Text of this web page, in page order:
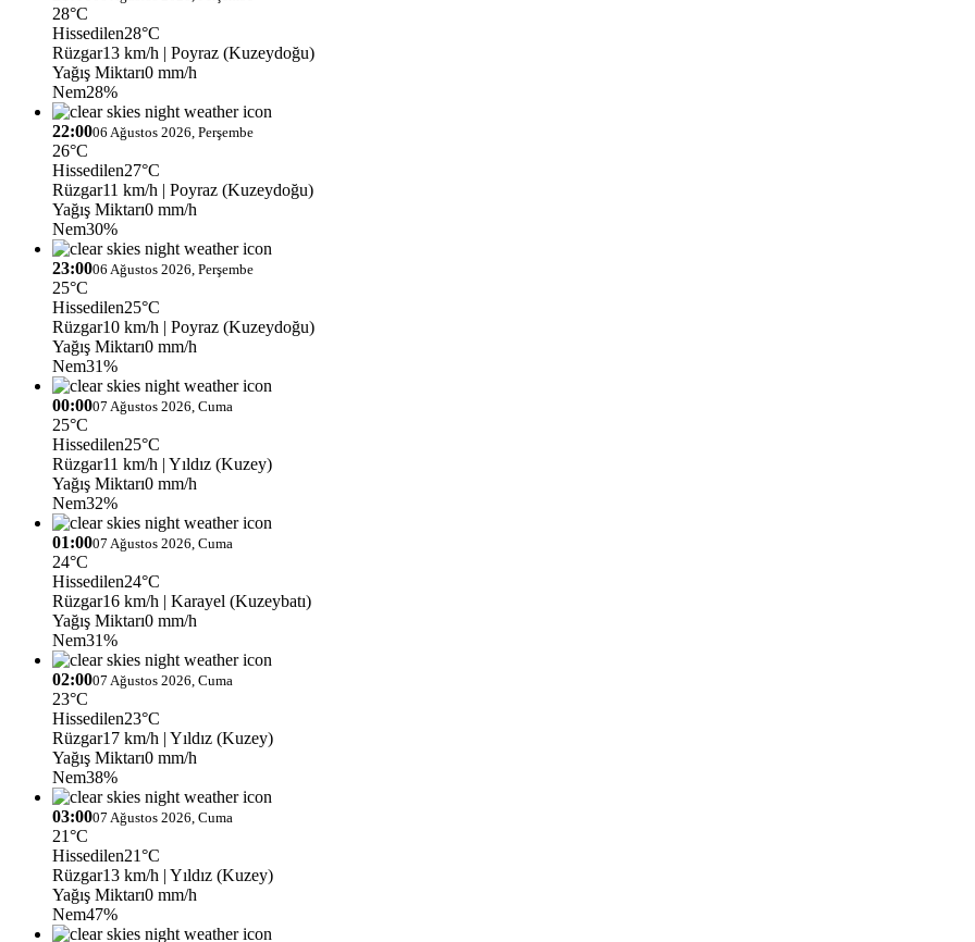
28°C
Hissedilen28°C
Rüzgar13 km/h | Poyraz (Kuzeydoğu)
Yağış Miktarı0 mm/h
Nem28%
22:0006 Ağustos 2026, Perşembe
26°C
Hissedilen27°C
Rüzgar11 km/h | Poyraz (Kuzeydoğu)
Yağış Miktarı0 mm/h
Nem30%
23:0006 Ağustos 2026, Perşembe
25°C
Hissedilen25°C
Rüzgar10 km/h | Poyraz (Kuzeydoğu)
Yağış Miktarı0 mm/h
Nem31%
00:0007 Ağustos 2026, Cuma
25°C
Hissedilen25°C
Rüzgar11 km/h | Yıldız (Kuzey)
Yağış Miktarı0 mm/h
Nem32%
01:0007 Ağustos 2026, Cuma
24°C
Hissedilen24°C
Rüzgar16 km/h | Karayel (Kuzeybatı)
Yağış Miktarı0 mm/h
Nem31%
02:0007 Ağustos 2026, Cuma
23°C
Hissedilen23°C
Rüzgar17 km/h | Yıldız (Kuzey)
Yağış Miktarı0 mm/h
Nem38%
03:0007 Ağustos 2026, Cuma
21°C
Hissedilen21°C
Rüzgar13 km/h | Yıldız (Kuzey)
Yağış Miktarı0 mm/h
Nem47%